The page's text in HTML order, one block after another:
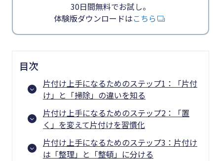
30日間無料でお試し。
体験版ダウンロードはこちら
目次
片付け上手になるためのステップ1：「片付
け」と「掃除」の違いを知る
片付け上手になるためのステップ2：「置
く」を変えて片付けを習慣化
片付け上手になるためのステップ3：片付け
は「整理」と「整頓」に分ける